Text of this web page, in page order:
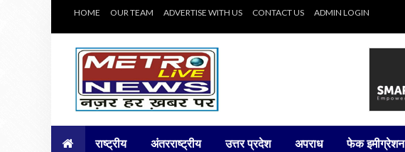
HOME OUR TEAM ADVERTISE WITH US CONTACT US ADMIN LOGIN
राष्ट्रीय अंतरराष्ट्रीय उत्तर प्रदेश अपराध फेक इमीग्रेशन